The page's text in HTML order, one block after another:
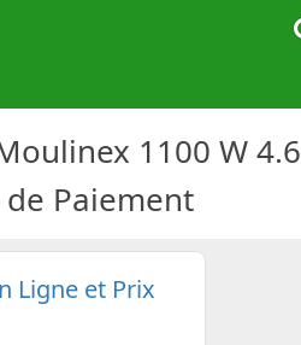
1100 W 4.6
Paiement
Ligne et Prix